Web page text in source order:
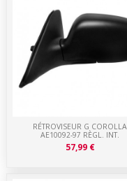
RÉTROVISEUR G COROLLA
AE10092-97 RÈGL. INT.
57,99 €